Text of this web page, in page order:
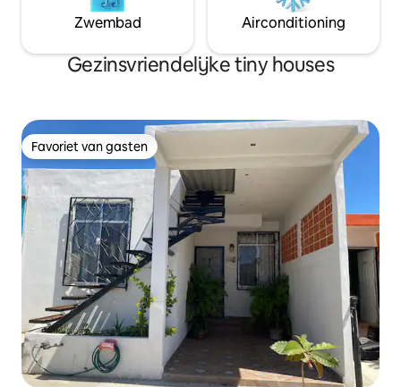
Zwembad Airconditioning
Gezinsvriendelijke tiny houses
Favoriet van gasten
Favoriet van gasten